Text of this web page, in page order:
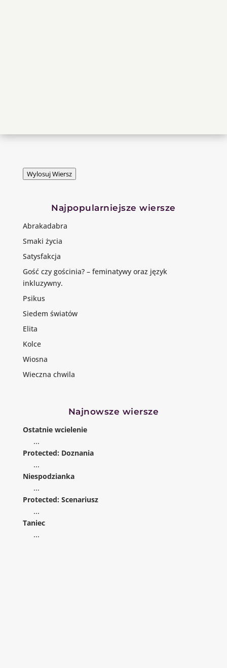
Wylosuj Wiersz
Najpopularniejsze wiersze
Abrakadabra
Smaki życia
Satysfakcja
Gość czy gościnia? – feminatywy oraz język
inkluzywny.
Psikus
Siedem światów
Elita
Kolce
Wiosna
Wieczna chwila
Najnowsze wiersze
Ostatnie wcielenie
...
Protected: Doznania
...
Niespodzianka
...
Protected: Scenariusz
...
Taniec
...